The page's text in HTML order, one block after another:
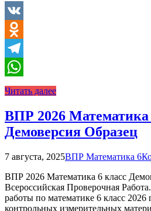
VK
Odnoklassniki
Telegram
WhatsApp
Читать далее
ВПР 2026 Математика
Демоверсия Образец
7 августа, 2025ВПР Математика 6
ВПР 2026 Математика 6 класс
Всероссийская Проверочная
работы по математике 6 класс 2026
контрольных измерительных